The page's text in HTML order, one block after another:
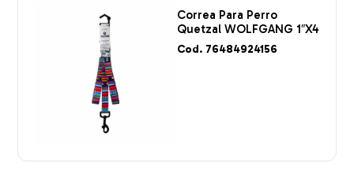
Correa Para Perro
Quetzal WOLFGANG 1″X4
Cod. 76484924156